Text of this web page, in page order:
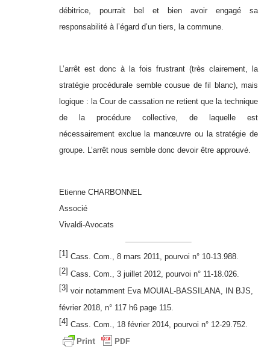
débitrice, pourrait bel et bien avoir engagé sa
responsabilité à l’égard d’un tiers, la commune.
L’arrêt est donc à la fois frustrant (très clairement, la
stratégie procédurale semble cousue de fil blanc), mais
logique : la Cour de cassation ne retient que la technique
de la procédure collective, de laquelle est
nécessairement exclue la manœuvre ou la stratégie de
groupe. L’arrêt nous semble donc devoir être approuvé.
Etienne CHARBONNEL
Associé
Vivaldi-Avocats
[1] Cass. Com., 8 mars 2011, pourvoi n° 10-13.988.
[2] Cass. Com., 3 juillet 2012, pourvoi n° 11-18.026.
[3] voir notamment Eva MOUIAL-BASSILANA, IN BJS,
février 2018, n° 117 h6 page 115.
[4] Cass. Com., 18 février 2014, pourvoi n° 12-29.752.